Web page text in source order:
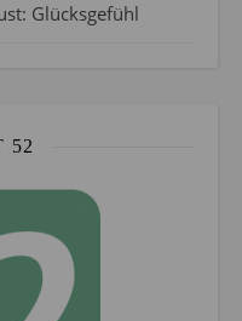
Glücksgefühl
52